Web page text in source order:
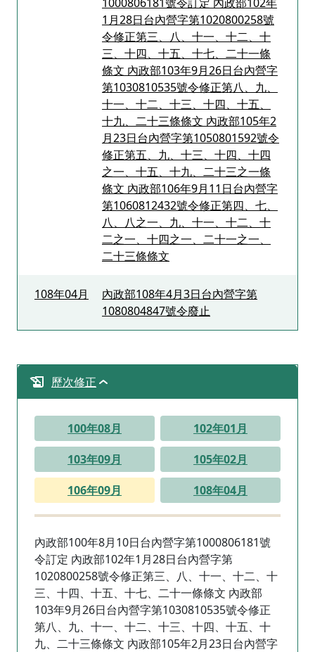
1月28日台內營字第1020800258號
令修正第三、八、十一、十二、十
三、十四、十五、十七、二十一條
條文 內政部103年9月26日台內營字
第1030810535號令修正第八、九、
十一、十二、十三、十四、十五、
十九、二十三條條文 內政部105年2
月23日台內營字第1050801592號令
修正第五、九、十三、十四、十四
之一、十五、十九、二十三之一條
條文 內政部106年9月11日台內營字
第1060812432號令修正第四、七、
八、八之一、九、十一、十二、十
二之一、十四之一、二十一之一、
二十三條條文
108年04月
內政部108年4月3日台內營字第
1080804847號令廢止
歷次修正
100年08月
102年01月
103年09月
105年02月
106年09月
108年04月
內政部100年8月10日台內營字第1000806181號
令訂定 內政部102年1月28日台內營字第
1020800258號令修正第三、八、十一、十二、十
三、十四、十五、十七、二十一條條文 內政部
103年9月26日台內營字第1030810535號令修正
第八、九、十一、十二、十三、十四、十五、十
九、二十三條條文 內政部105年2月23日台內營字